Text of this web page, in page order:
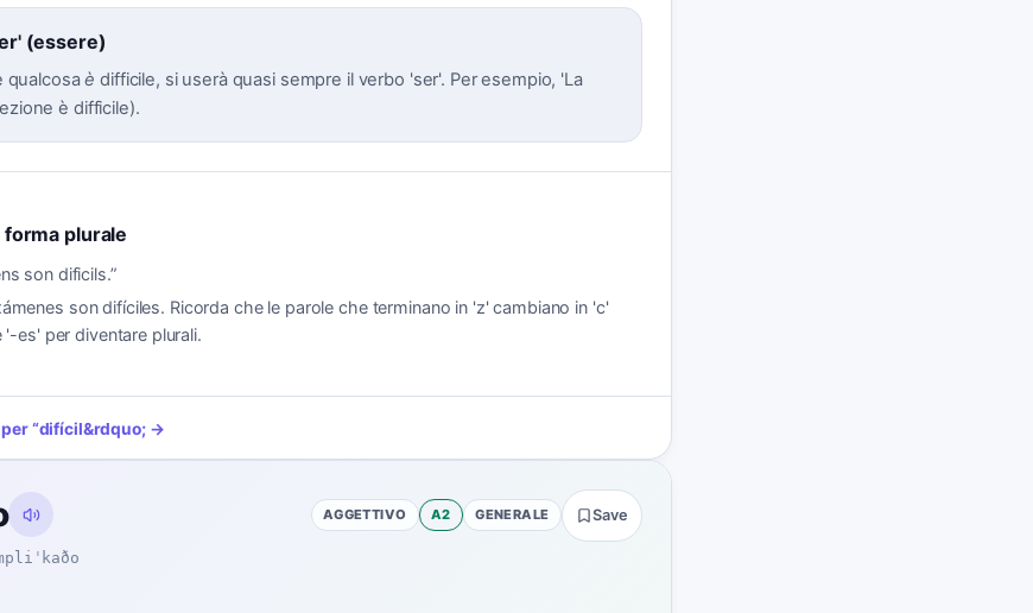
(essere)
qualcosaè difficile, si userà quasi sempre il verbo 'ser'. Per esempio, 'La
è difficile).
plurale
son dificils.”
son difíciles. Ricorda che le parole che terminano in 'z' cambiano in 'c'
'-es' per diventare plurali.
“difícil&rdquo; →
AGGETTIVO A2 GENERALE Save